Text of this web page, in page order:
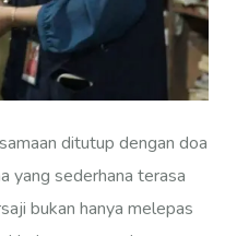
ditutup dengan doa
yang sederhana terasa
bukan hanya melepas